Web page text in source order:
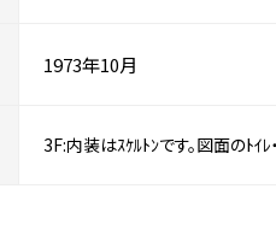
1973年10月
3F:内装はｽｹﾙﾄﾝです。図面のﾄｲ